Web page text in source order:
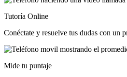
Tutoría Online
Conéctate y resuelve tus dudas con un
Mide tu puntaje